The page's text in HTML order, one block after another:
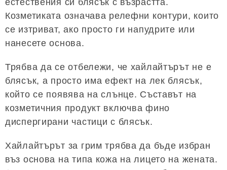
Козметиката означава релефни контури, които
се изтриват, ако просто ги напудрите или
нанесете основа.
Трябва да се отбележи, че хайлайтърът не е
блясък, а просто има ефект на лек блясък,
който се появява на слънце. Съставът на
козметичния продукт включва фино
диспергирани частици с блясък.
Хайлайтърът за грим трябва да бъде избран
въз основа на типа кожа на лицето на жената.